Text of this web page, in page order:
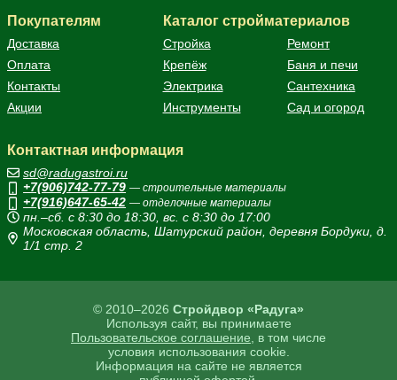
© 2010–2026 Стройдвор «Радуга»
Используя сайт, вы принимаете
Пользовательское соглашение , в том числе
условия использования cookie.
Информация на сайте не является
Покупателям
Доставка
Оплата
Контакты
Акции
Каталог стройматериалов
Стройка
Ремонт
Крепёж
Баня и печи
Электрика
Сантехника
Инструменты
Сад и огород
Контактная информация
sd@radugastroi.ru
+7(906)742-77-79 — строительные материалы
+7(916)647-65-42 — отделочные материалы
пн.–сб. с 8:30 до 18:30, вс. с 8:30 до 17:00
Московская область, Шатурский район, деревня Бордуки, д.
1/1 стр. 2